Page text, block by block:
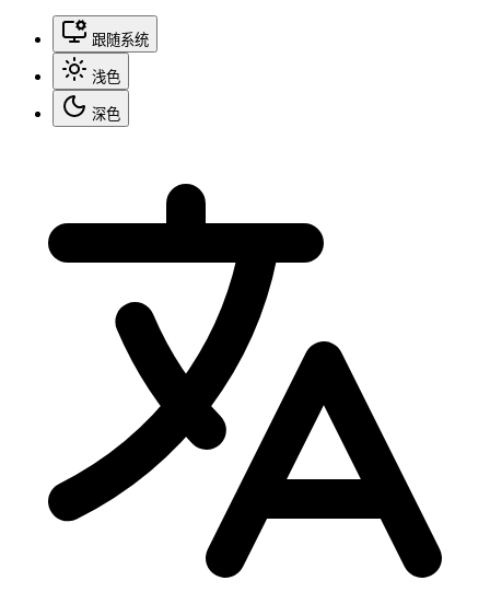
跟随系统
浅色
深色